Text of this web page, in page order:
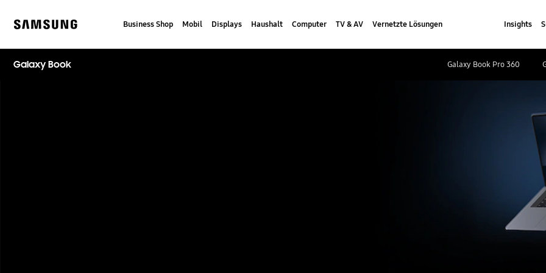
content
Business Shop Mobil Displays Haushalt Computer TV & AV Vernetzte Lösungen Insights
Galaxy Book Galaxy Book Pro 360